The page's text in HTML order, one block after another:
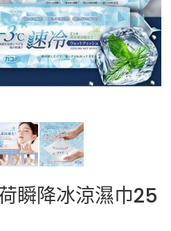
瞬降冰涼濕巾25